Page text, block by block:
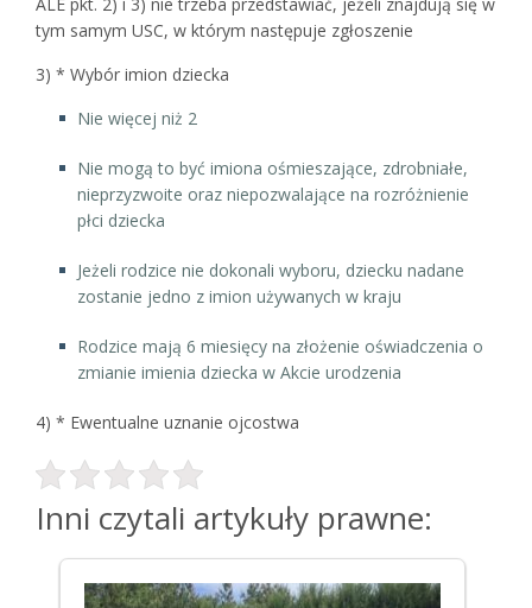
tym samym USC, w którym następuje zgłoszenie
3) * Wybór imion dziecka
Nie więcej niż 2
Nie mogą to być imiona ośmieszające, zdrobniałe,
nieprzyzwoite oraz niepozwalające na rozróżnienie
płci dziecka
Jeżeli rodzice nie dokonali wyboru, dziecku nadane
zostanie jedno z imion używanych w kraju
Rodzice mają 6 miesięcy na złożenie oświadczenia o
zmianie imienia dziecka w Akcie urodzenia
4) * Ewentualne uznanie ojcostwa
Inni czytali artykuły prawne: